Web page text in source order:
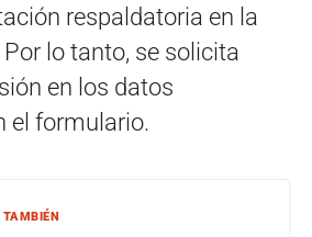
respaldatoria en la
lo tanto, se solicita
en los datos
el formulario.